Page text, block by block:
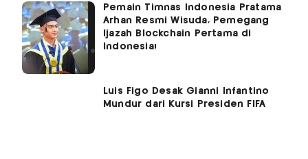
Pemain Timnas Indonesia Pratama
Arhan Resmi Wisuda, Pemegang
Ijazah Blockchain Pertama di
Indonesia!
Luis Figo Desak Gianni Infantino
Mundur dari Kursi Presiden FIFA